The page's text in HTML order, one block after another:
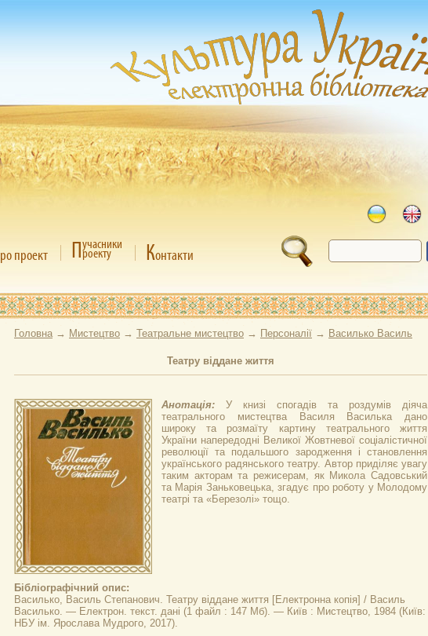
ро проект Пучасники
роекту Контакти
Головна → Мистецтво → Театральне мистецтво → Персоналії → Василько Василь
Театру віддане життя
Анотація: У книзі спогадів та роздумів діяча
театрального мистецтва Василя Василька дано
широку та розмаїту картину театрального життя
України напередодні Великої Жовтневої соціалістичної
революції та подальшого зародження і становлення
українського радянського театру. Автор приділяє увагу
таким акторам та режисерам, як Микола Садовський
та Марія Заньковецька, згадує про роботу у Молодому
театрі та «Березолі» тощо.
Бібліографічний опис:
Василько, Василь Степанович. Театру віддане життя [Електронна копія] / Василь
Василько. — Електрон. текст. дані (1 файл : 147 Мб). — Київ : Мистецтво, 1984 (Київ:
НБУ ім. Ярослава Мудрого, 2017).